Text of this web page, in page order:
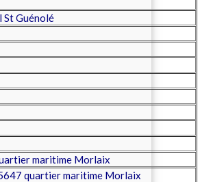
St Guénolé
maritime Morlaix
quartier maritime Morlaix